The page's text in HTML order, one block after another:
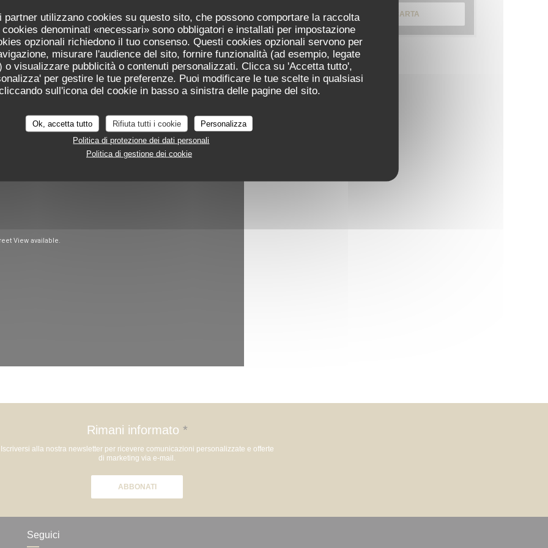
partner utilizzano cookies su questo sito, che possono comportare la raccolta
denominati «necessari» sono obbligatori e installati per impostazione
opzionali richiedono il tuo consenso. Questi cookies opzionali servono per
misurare l'audience del sito, fornire funzionalità (ad esempio, legate
o visualizzare pubblicità o contenuti personalizzati. Clicca su 'Accetta tutto',
per gestire le tue preferenze. Puoi modificare le tue scelte in qualsiasi
sull'icona del cookie in basso a sinistra delle pagine del sito.
Ok, accetta tutto Rifiuta tutti i cookie
Personalizza
Politica di protezione dei dati personali
Politica di gestione dei cookie
SCOPRI LA NOSTRA CARTA
Rimani informato *
Iscriversi alla nostra newsletter per ricevere comunicazioni personalizzate e offerte
di marketing via e-mail.
ABBONATI
Seguici